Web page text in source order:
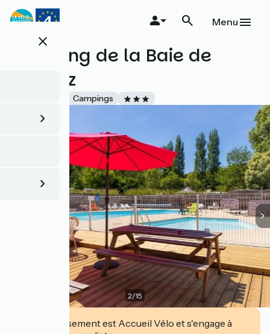
Aller
au
principalclose
Menu
Camping de la Baie de
Térenez
Campings
2/15
Cet établissement est Accueil Vélo et s'engage à